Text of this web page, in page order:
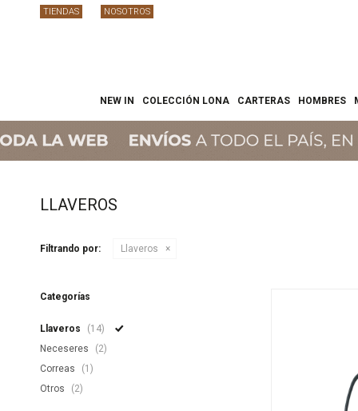
NEW IN COLECCIÓN LONA CARTERAS HOMBRES
TIENDAS NOSOTROS
LLAVEROS
Filtrando por: Llaveros
Categorías
Llaveros
(14)
Neceseres
(2)
Correas
(1)
Otros
(2)